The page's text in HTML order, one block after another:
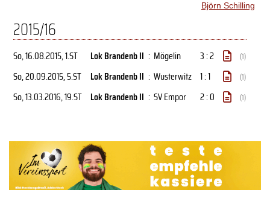
Björn Schilling
2015/16
So, 16.08.2015, 1.ST Lok Brandenb II : Mögelin 3 : 2 (1)
So, 20.09.2015, 5.ST Lok Brandenb II : Wusterwitz 1 : 1 (1)
So, 13.03.2016, 19.ST Lok Brandenb II : SV Empor 2 : 0 (1)